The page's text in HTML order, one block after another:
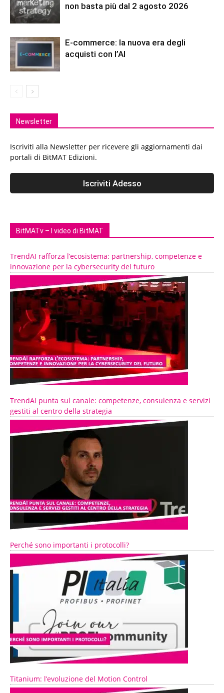
non basta più dal 2 agosto 2026
E-commerce: la nuova era degli
acquisti con l’AI
Newsletter
Iscriviti alla Newsletter per ricevere gli aggiornamenti dai
portali di BitMAT Edizioni.
BitMATv – I video di BitMAT
TrendAI rafforza l’ecosistema: partnership, competenze e
innovazione per la cybersecurity del futuro
TrendAI punta sul canale: competenze, consulenza e servizi
gestiti al centro della strategia
Perché sono importanti i protocolli?
Titanium: l’evoluzione del Motion Control